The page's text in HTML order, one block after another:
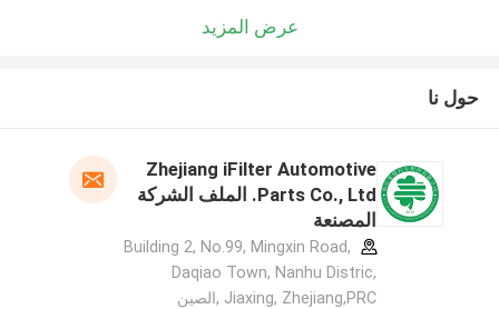
عرض المزيد
حول نا
Zhejiang iFilter Automotive
Parts Co., Ltd. الملف الشركة
المصنعة
Building 2, No.99, Mingxin Road,
Daqiao Town, Nanhu Distric,
Jiaxing, Zhejiang,PRC ,الصين